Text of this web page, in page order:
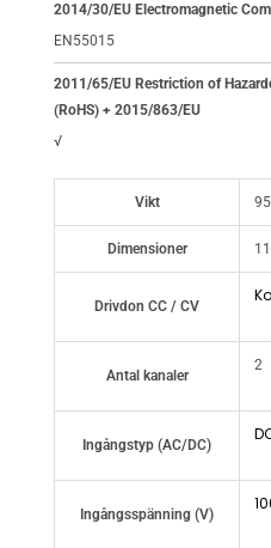
2014/30/EU Electromagnetic
EN55015
2011/65/EU Restriction of
(RoHS) + 2015/863/EU
√
Vikt
Dimensioner
Drivdon CC / CV
Antal kanaler
2
Ingångstyp (AC/DC)
Ingångsspänning (V)